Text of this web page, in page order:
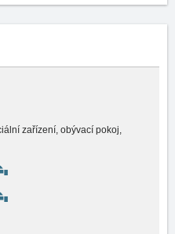
zařízení, obývací pokoj,